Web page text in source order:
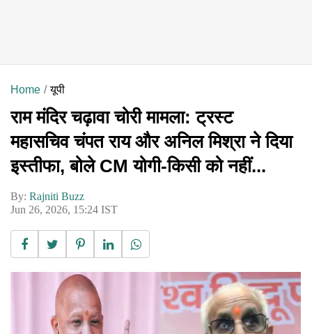
Home यूपी
राम मंदिर चढ़ावा चोरी मामला: ट्रस्ट
महासचिव चंपत राय और अनिल मिश्रा ने दिया
इस्तीफा, बोले CM योगी-किसी को नहीं...
By: Rajniti Buzz
Jun 26, 2026, 15:24 IST